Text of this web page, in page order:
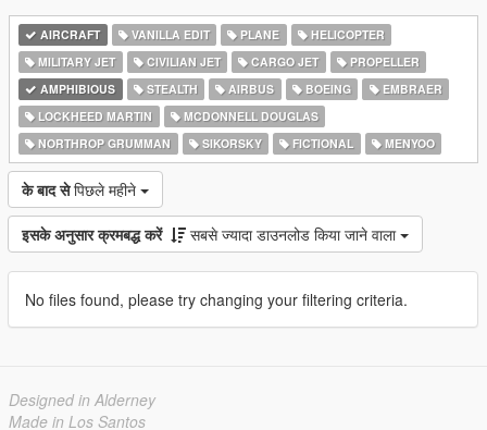
AIRCRAFT VANILLA EDIT PLANE
HELICOPTER
MILITARY JET
CIVILIAN JET CARGO JET
PROPELLER
AMPHIBIOUS
STEALTH AIRBUS BOEING
EMBRAER
LOCKHEED MARTIN
MCDONNELL DOUGLAS
NORTHROP GRUMMAN
SIKORSKY FICTIONAL MENYOO
के बाद से पिछले महीने
इसके अनुसार क्रमबद्ध करें सबसे ज्यादा डाउनलोड किया जाने वाला
No files found, please try changing your filtering criteria.
Designed in Alderney
Made in Los Santos